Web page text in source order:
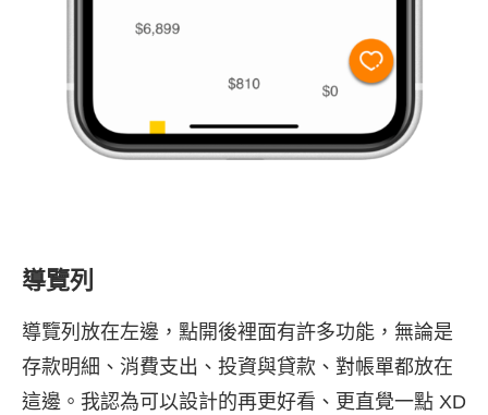
導覽列
導覽列放在左邊，點開後裡面有許多功能，無論是
存款明細、消費支出、投資與貸款、對帳單都放在
這邊。我認為可以設計的再更好看、更直覺一點 XD